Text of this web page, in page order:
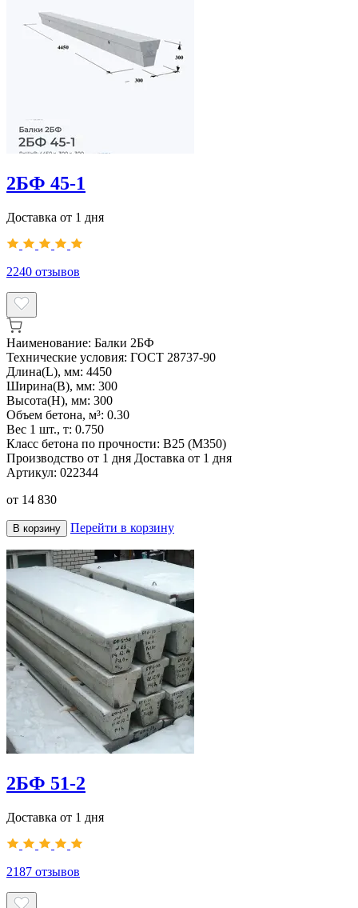
2БФ 45-1
Доставка от 1 дня
2240 отзывов
Наименование: Балки 2БФ
Технические условия: ГОСТ 28737-90
Длина(L), мм: 4450
Ширина(B), мм: 300
Высота(H), мм: 300
Объем бетона, м³: 0.30
Вес 1 шт., т: 0.750
Класс бетона по прочности: B25 (M350)
Производство от 1 дня Доставка от 1 дня
Артикул: 022344
от 14 830
В корзину Перейти в корзину
2БФ 51-2
Доставка от 1 дня
2187 отзывов